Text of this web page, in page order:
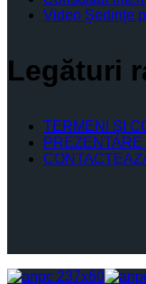
Video Şedinţe
Legături
TERMENI ŞI